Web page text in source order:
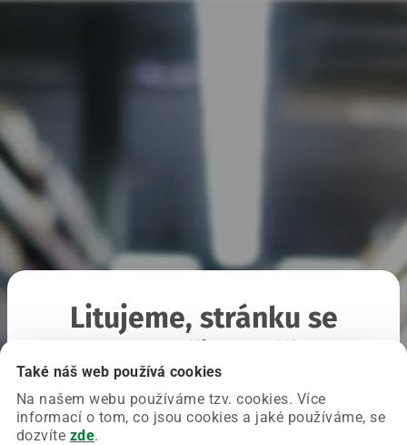
Také náš web používá cookies
Na našem webu používáme tzv. cookies. Více
informací o tom, co jsou cookies a jaké používáme, se
dozvíte zde.
Litujeme, stránku se
Chyba nastala na naší straně a už ji opravujeme.
Zkuste prosím znovu načíst požadovanou stránku.